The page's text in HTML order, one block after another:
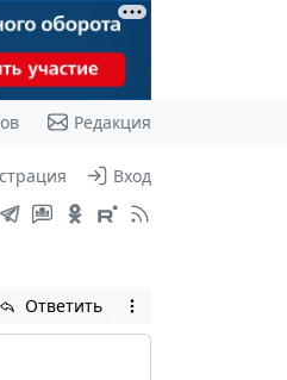
Редакция
Вход
Ответить